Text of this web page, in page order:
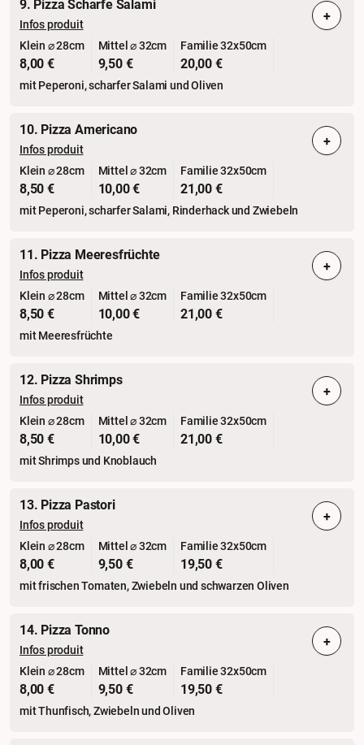
9. Pizza Scharfe Salami
Infos produit
Klein ⌀ 28cm
8,00 €
Mittel ⌀ 32cm
9,50 €
Familie 32x50cm
20,00 €
mit Peperoni, scharfer Salami und Oliven
+
10. Pizza Americano
Infos produit
Klein ⌀ 28cm
8,50 €
Mittel ⌀ 32cm
10,00 €
Familie 32x50cm
21,00 €
mit Peperoni, scharfer Salami, Rinderhack und Zwiebeln
+
11. Pizza Meeresfrüchte
Infos produit
Klein ⌀ 28cm
8,50 €
Mittel ⌀ 32cm
10,00 €
Familie 32x50cm
21,00 €
mit Meeresfrüchte
+
12. Pizza Shrimps
Infos produit
Klein ⌀ 28cm
8,50 €
Mittel ⌀ 32cm
10,00 €
Familie 32x50cm
21,00 €
mit Shrimps und Knoblauch
+
13. Pizza Pastori
Infos produit
Klein ⌀ 28cm
8,00 €
Mittel ⌀ 32cm
9,50 €
Familie 32x50cm
19,50 €
mit frischen Tomaten, Zwiebeln und schwarzen Oliven
+
14. Pizza Tonno
Infos produit
Klein ⌀ 28cm
8,00 €
Mittel ⌀ 32cm
9,50 €
Familie 32x50cm
19,50 €
mit Thunfisch, Zwiebeln und Oliven
+